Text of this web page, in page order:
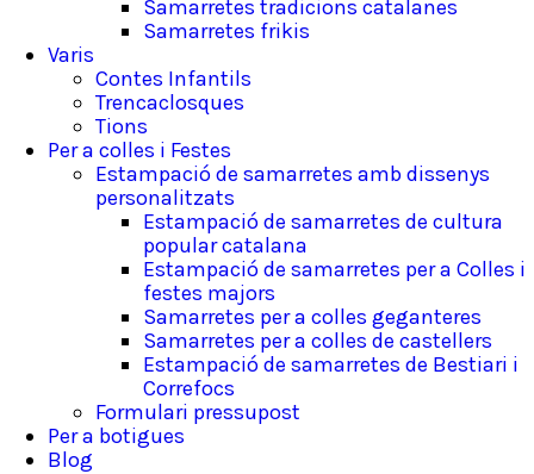
Samarretes tradicions catalanes
Samarretes frikis
Varis
Contes Infantils
Trencaclosques
Tions
Per a colles i Festes
Estampació de samarretes amb dissenys
personalitzats
Estampació de samarretes de cultura
popular catalana
Estampació de samarretes per a Colles i
festes majors
Samarretes per a colles geganteres
Samarretes per a colles de castellers
Estampació de samarretes de Bestiari i
Correfocs
Formulari pressupost
Per a botigues
Blog